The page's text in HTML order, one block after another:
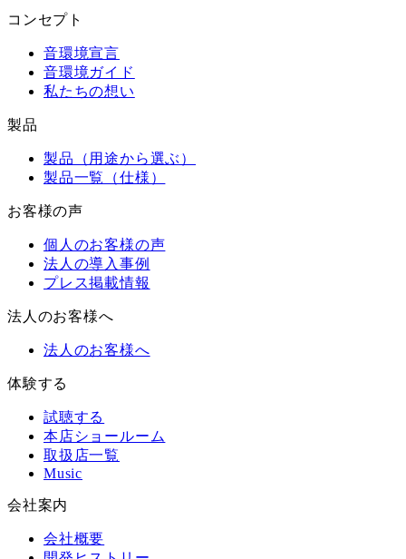
コンセプト
音環境宣言
音環境ガイド
私たちの想い
製品
製品（用途から選ぶ）
製品一覧（仕様）
お客様の声
個人のお客様の声
法人の導入事例
プレス掲載情報
法人のお客様へ
法人のお客様へ
体験する
試聴する
本店ショールーム
取扱店一覧
Music
会社案内
会社概要